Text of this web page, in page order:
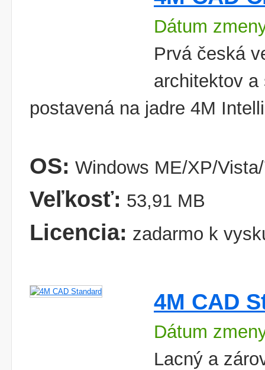
Dátum
Prvá česká
architektov a
postavená na jadre 4M
OS: Windows ME/XP/
Veľkosť: 53,91 MB
Licencia: zadarmo k
4M CAD
Dátum
Lacný a